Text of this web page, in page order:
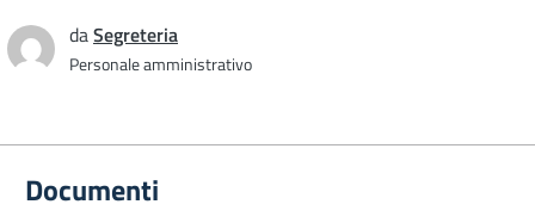
daSegreteria
Personale amministrativo
Documenti